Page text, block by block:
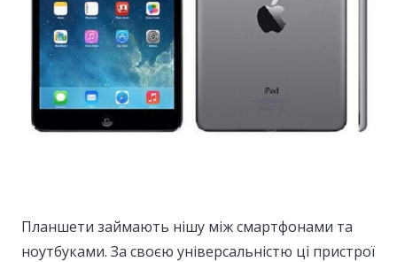
Планшети займають нішу між смартфонами та
ноутбуками. За своєю універсальністю ці пристрої